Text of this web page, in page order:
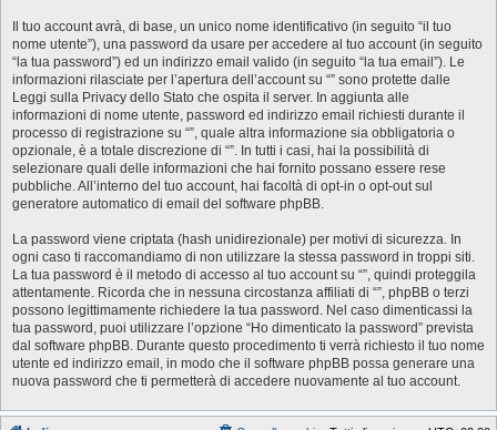
Il tuo account avrà, di base, un unico nome identificativo (in seguito “il tuo
nome utente”), una password da usare per accedere al tuo account (in seguito
“la tua password”) ed un indirizzo email valido (in seguito “la tua email”). Le
informazioni rilasciate per l’apertura dell’account su “” sono protette dalle
Leggi sulla Privacy dello Stato che ospita il server. In aggiunta alle
informazioni di nome utente, password ed indirizzo email richiesti durante il
processo di registrazione su “”, quale altra informazione sia obbligatoria o
opzionale, è a totale discrezione di “”. In tutti i casi, hai la possibilità di
selezionare quali delle informazioni che hai fornito possano essere rese
pubbliche. All’interno del tuo account, hai facoltà di opt-in o opt-out sul
generatore automatico di email del software phpBB.
La password viene criptata (hash unidirezionale) per motivi di sicurezza. In
ogni caso ti raccomandiamo di non utilizzare la stessa password in troppi siti.
La tua password è il metodo di accesso al tuo account su “”, quindi proteggila
attentamente. Ricorda che in nessuna circostanza affiliati di “”, phpBB o terzi
possono legittimamente richiedere la tua password. Nel caso dimenticassi la
tua password, puoi utilizzare l’opzione “Ho dimenticato la password” prevista
dal software phpBB. Durante questo procedimento ti verrà richiesto il tuo nome
utente ed indirizzo email, in modo che il software phpBB possa generare una
nuova password che ti permetterà di accedere nuovamente al tuo account.